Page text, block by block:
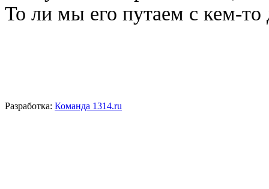
То ли мы его путаем с кем-то
Разработка: Команда 1314.ru